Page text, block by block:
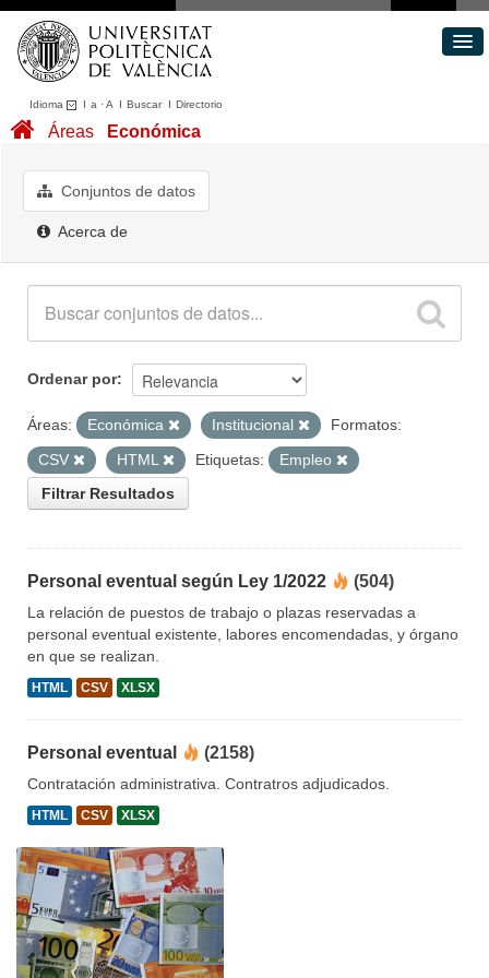
Idioma I a ·A I BuscarI Directorio
Conjuntos de datos
Acerca de
Áreas Económica
Conjuntos de datos
Acerca de
Ordenar por
Áreas: Económica Institucional
Formatos:
CSV
HTML Etiquetas:
Empleo
Filtrar Resultados
Personal eventual según Ley 1/2022 (504)
La relación de puestos de trabajo o plazas reservadas a
personal eventual existente, labores encomendadas, y órgano
en que se realizan.
HTML CSV XLSX
Personal eventual (2158)
Contratación administrativa. Contratros adjudicados.
HTML CSV XLSX